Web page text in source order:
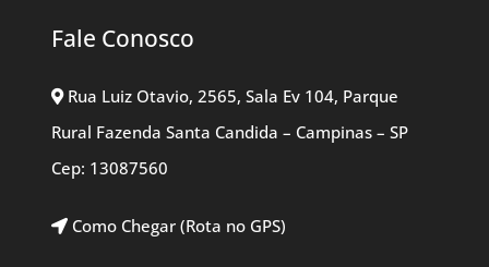
Fale Conosco
Rua Luiz Otavio, 2565, Sala Ev 104, Parque
Rural Fazenda Santa Candida – Campinas – SP
Cep: 13087560
Como Chegar (Rota no GPS)